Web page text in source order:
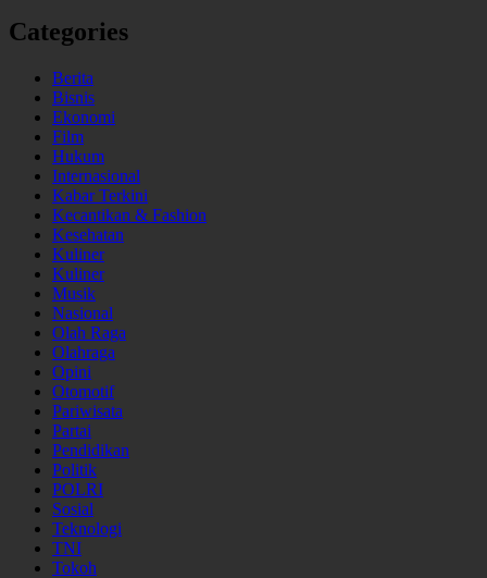
Categories
Berita
Bisnis
Ekonomi
Film
Hukum
Internasional
Kabar Terkini
Kecantikan & Fashion
Kesehatan
Kuliner
Kuliner
Musik
Nasional
Olah Raga
Olahraga
Opini
Otomotif
Pariwisata
Partai
Pendidikan
Politik
POLRI
Sosial
Teknologi
TNI
Tokoh